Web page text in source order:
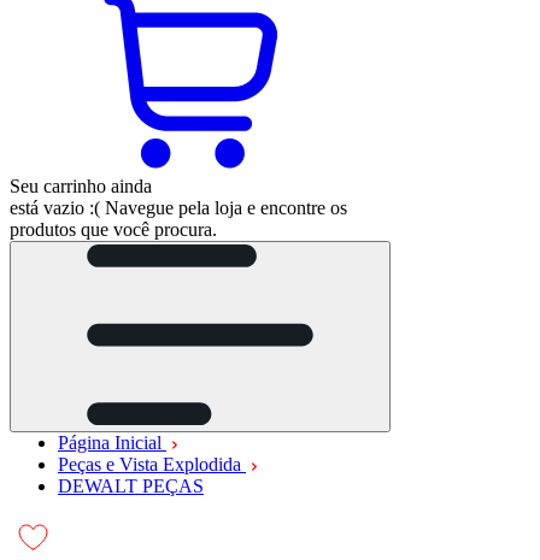
Seu carrinho ainda
está vazio :( Navegue pela loja e encontre os
produtos que você procura.
Página Inicial
Peças e Vista Explodida
DEWALT PEÇAS